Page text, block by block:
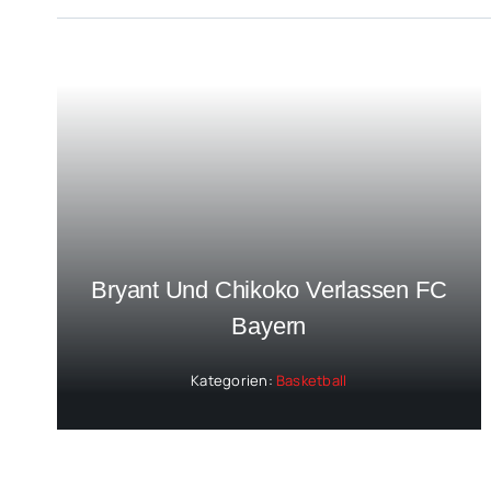
Bryant Und Chikoko Verlassen FC
Bayern
Kategorien: Basketball